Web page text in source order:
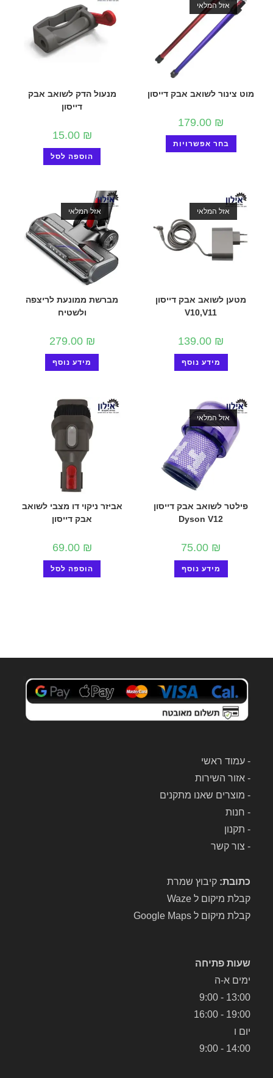
אזל המלאי
מוט צינור לשואב אבק דייסון
179.00 ₪
בחר אפשרויות
מנעול הדק לשואב אבק
דייסון
15.00 ₪
הוספה לסל
אזל המלאי
מטען לשואב אבק דייסון
V10,V11
139.00 ₪
מידע נוסף
אזל המלאי
מברשת ממונעת לריצפה
ולשטיח
279.00 ₪
מידע נוסף
אזל המלאי
פילטר לשואב אבק דייסון
Dyson V12
75.00 ₪
מידע נוסף
אביזר ניקוי דו מצבי לשואב
אבק דייסון
69.00 ₪
הוספה לסל
-עמוד ראשי
-אזור השירות
- מוצרים שאנו מתקנים
- חנות
- תקנון
- צור קשר
כתובת: קיבוץ שמרת
קבלת מיקום ל Waze
קבלת מיקום ל Google Maps
שעות פתיחה
ימים א-ה
13:00 - 9:00
19:00 - 16:00
יום ו
14:00 - 9:00